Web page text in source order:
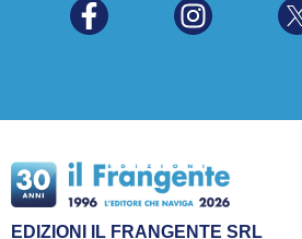
EDIZIONI IL FRANGENTE SRL